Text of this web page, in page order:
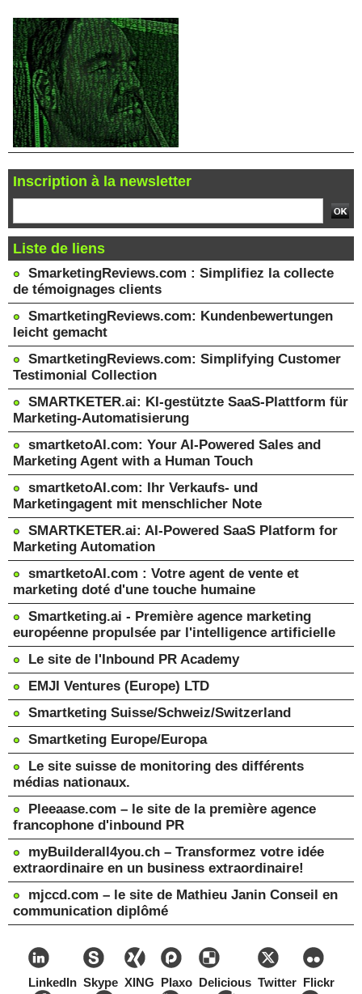
Inscription à la newsletter
Liste de liens
SmarketingReviews.com : Simplifiez la collecte
de témoignages clients
SmartketingReviews.com: Kundenbewertungen
leicht gemacht
SmartketingReviews.com: Simplifying Customer
Testimonial Collection
SMARTKETER.ai: KI-gestützte SaaS-Plattform für
Marketing-Automatisierung
smartketoAI.com: Your AI-Powered Sales and
Marketing Agent with a Human Touch
smartketoAI.com: Ihr Verkaufs- und
Marketingagent mit menschlicher Note
SMARTKETER.ai: AI-Powered SaaS Platform for
Marketing Automation
smartketoAI.com : Votre agent de vente et
marketing doté d'une touche humaine
Smartketing.ai - Première agence marketing
européenne propulsée par l'intelligence artificielle
Le site de l'Inbound PR Academy
EMJI Ventures (Europe) LTD
Smartketing Suisse/Schweiz/Switzerland
Smartketing Europe/Europa
Le site suisse de monitoring des différents
médias nationaux.
Pleeaase.com – le site de la première agence
francophone d'inbound PR
myBuilderall4you.ch – Transformez votre idée
extraordinaire en un business extraordinaire!
mjccd.com – le site de Mathieu Janin Conseil en
communication diplômé
LinkedIn Skype XING Plaxo Delicious Twitter Flickr